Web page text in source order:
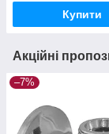
Купити
Акційні
–7%